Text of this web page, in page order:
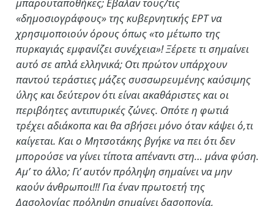
«δημοσιογράφους» της κυβερνητικής ΕΡΤ να
χρησιμοποιούν όρους όπως «το μέτωπο της
πυρκαγιάς εμφανίζει συνέχεια»! Ξέρετε τι σημαίνει
αυτό σε απλά ελληνικά; Οτι πρώτον υπάρχουν
παντού τεράστιες μάζες συσσωρευμένης καύσιμης
ύλης και δεύτερον ότι είναι ακαθάριστες και οι
περιβόητες αντιπυρικές ζώνες. Οπότε η φωτιά
τρέχει αδιάκοπα και θα σβήσει μόνο όταν κάψει ό,τι
καίγεται. Και ο Μητσοτάκης βγήκε να πει ότι δεν
μπορούσε να γίνει τίποτα απέναντι στη… μάνα φύση.
Αμ’ το άλλο; Γι’ αυτόν πρόληψη σημαίνει να μην
καούν άνθρωποι!!! Για έναν πρωτοετή της
Δασολογίας πρόληψη σημαίνει δασοπονία,